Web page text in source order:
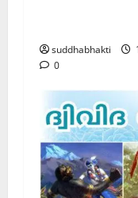
suddhabhakti
0